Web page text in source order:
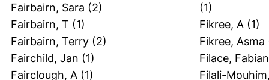
Fairbairn, Sara (2)
Fairbairn, T (1)
Fairbairn, Terry (2)
Fairchild, Jan (1)
Fairclough, A (1)
(1)
Fikree, A (1)
Fikree, Asma
Filace,
Filali-